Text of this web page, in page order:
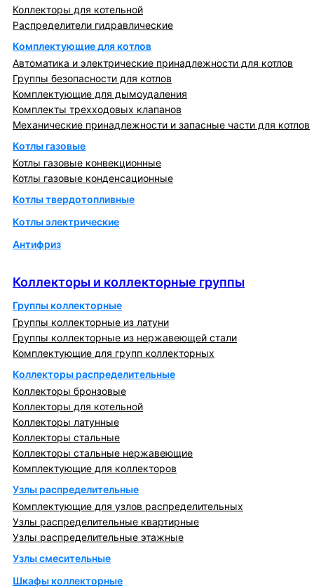
Коллекторы для котельной
Распределители гидравлические
Комплектующие для котлов
Автоматика и электрические принадлежности для котлов
Группы безопасности для котлов
Комплектующие для дымоудаления
Комплекты трехходовых клапанов
Механические принадлежности и запасные части для котлов
Котлы газовые
Котлы газовые конвекционные
Котлы газовые конденсационные
Котлы твердотопливные
Котлы электрические
Антифриз
Коллекторы и коллекторные группы
Группы коллекторные
Группы коллекторные из латуни
Группы коллекторные из нержавеющей стали
Комплектующие для групп коллекторных
Коллекторы распределительные
Коллекторы бронзовые
Коллекторы для котельной
Коллекторы латунные
Коллекторы стальные
Коллекторы стальные нержавеющие
Комплектующие для коллекторов
Узлы распределительные
Комплектующие для узлов распределительных
Узлы распределительные квартирные
Узлы распределительные этажные
Узлы смесительные
Шкафы коллекторные